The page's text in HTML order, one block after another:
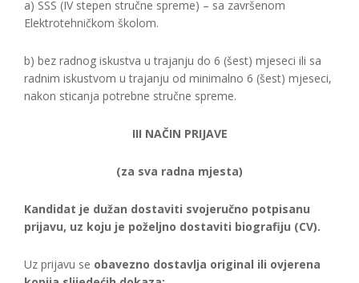
a) SSS (IV stepen stručne spreme) – sa završenom
Elektrotehničkom školom.
b) bez radnog iskustva u trajanju do 6 (šest) mjeseci ili sa
radnim iskustvom u trajanju od minimalno 6 (šest) mjeseci,
nakon sticanja potrebne stručne spreme.
III NAČIN PRIJAVE
(za sva radna mjesta)
Kandidat je dužan dostaviti svojeručno potpisanu
prijavu, uz koju je poželjno dostaviti biografiju (CV).
Uz prijavu se obavezno dostavlja original ili ovjerena